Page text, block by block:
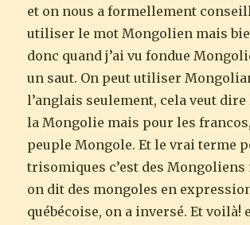
et on nous a formellement
utiliser le mot Mongolien mais
donc quand j’ai vu fondue
un saut. On peut utiliser
l’anglais seulement, cela veut dire
la Mongolie mais pour les francos,
peuple Mongole. Et le vrai terme
trisomiques c’est des Mongoliens
on dit des mongoles en
québécoise, on a inversé. Et voilà!